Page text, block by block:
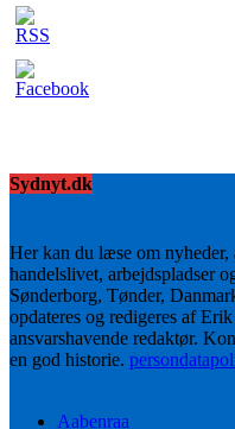
Sydnyt.dk
Her kan du læse om nyheder,
handelslivet, arbejdspladser
Sønderborg, Tønder,
opdateres og redigeres af
ansvarshavende redaktør.
en god historie.
Aabenraa